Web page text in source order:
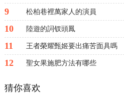
9 松柏巷裡萬家人的演員
10 陸遊的詞钗頭鳳
11 王者榮耀甄姬要出痛苦面具嗎
12 聖女果施肥方法有哪些
猜你喜欢